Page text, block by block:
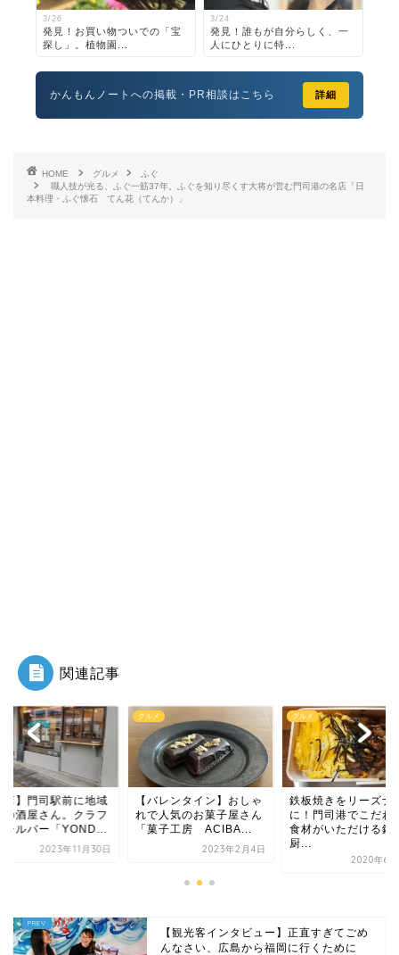
3/26
発見！お買い物ついでの「宝
探し」。植物園...
3/24
発見！誰もが自分らしく、一
人にひとりに特...
かんもんノートへの掲載・PR相談はこちら 詳細
HOME グルメ
ふぐ
職人技が光る、ふぐ一筋37年。ふぐを知り尽くす大将が営む門司港の名店「日
本料理・ふぐ懐石 てん花（てんか）」
関連記事
レンタイン】おしゃ
人気のお菓子屋さん
子工房 ACIBA...
2023年2月4日
グルメ
鉄板焼きをリーズナブル
に！門司港でこだわりの
食材がいただける鉄板
カフェ
【開店】門司駅前に
密着の酒屋さん。ク
トビールバー「
【観光客インタビュー】正直すぎてごめ
んなさい、広島から福岡に行くために